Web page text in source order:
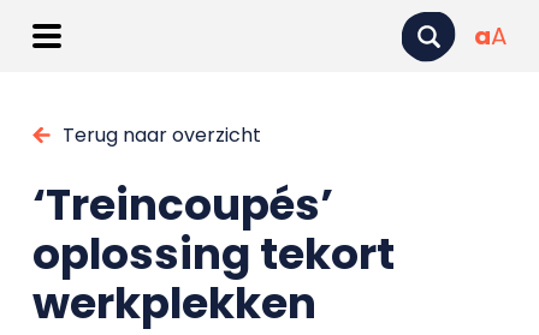
aA
Terug naar overzicht
‘Treincoupés’
oplossing tekort
werkplekken